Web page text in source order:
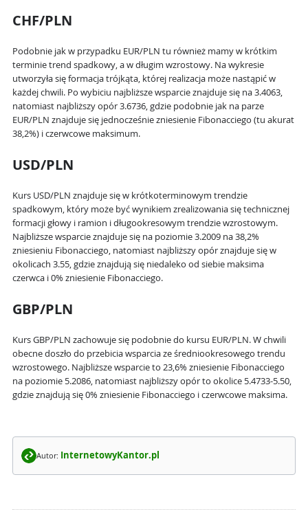
CHF/PLN
Podobnie jak w przypadku EUR/PLN tu również mamy w krótkim
terminie trend spadkowy, a w długim wzrostowy. Na wykresie
utworzyła się formacja trójkąta, której realizacja może nastąpić w
każdej chwili. Po wybiciu najbliższe wsparcie znajduje się na 3.4063,
natomiast najbliższy opór 3.6736, gdzie podobnie jak na parze
EUR/PLN znajduje się jednocześnie zniesienie Fibonacciego (tu akurat
38,2%) i czerwcowe maksimum.
USD/PLN
Kurs USD/PLN znajduje się w krótkoterminowym trendzie
spadkowym, który może być wynikiem zrealizowania się technicznej
formacji głowy i ramion i długookresowym trendzie wzrostowym.
Najbliższe wsparcie znajduje się na poziomie 3.2009 na 38,2%
zniesieniu Fibonacciego, natomiast najbliższy opór znajduje się w
okolicach 3.55, gdzie znajdują się niedaleko od siebie maksima
czerwca i 0% zniesienie Fibonacciego.
GBP/PLN
Kurs GBP/PLN zachowuje się podobnie do kursu EUR/PLN. W chwili
obecne doszło do przebicia wsparcia ze średniookresowego trendu
wzrostowego. Najbliższe wsparcie to 23,6% zniesienie Fibonacciego
na poziomie 5.2086, natomiast najbliższy opór to okolice 5.4733-5.50,
gdzie znajdują się 0% zniesienie Fibonacciego i czerwcowe maksima.
Autor: InternetowyKantor.pl